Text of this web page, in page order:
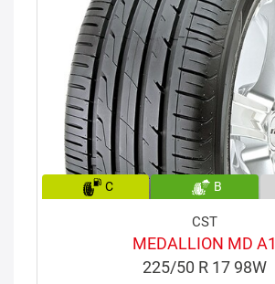
C B
CST
MEDALLION MD A1
225/50 R 17 98W